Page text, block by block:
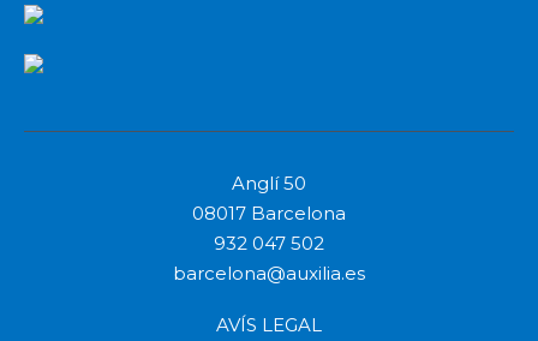
Anglí 50
08017 Barcelona
932 047 502
barcelona@auxilia.es
AVÍS LEGAL